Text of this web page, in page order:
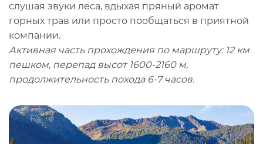
слушая звуки леса, вдыхая пряный аромат
горных трав или просто пообщаться в приятной
компании.
Активная часть прохождения по маршруту: 12 км
пешком, перепад высот 1600-2160 м,
продолжительность похода 6-7 часов.